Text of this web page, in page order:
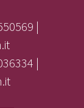
|
|